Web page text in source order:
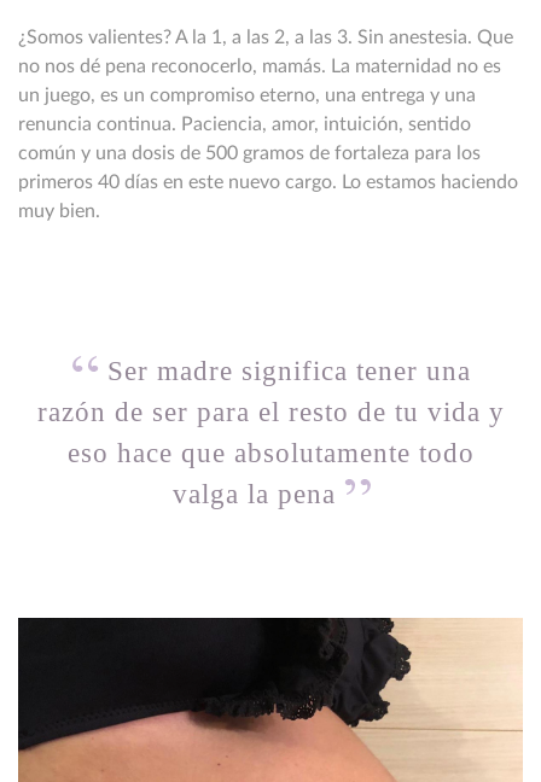
¿Somos valientes? A la 1, a las 2, a las 3. Sin anestesia. Que
no nos dé pena reconocerlo, mamás. La maternidad no es
un juego, es un compromiso eterno, una entrega y una
renuncia continua. Paciencia, amor, intuición, sentido
común y una dosis de 500 gramos de fortaleza para los
primeros 40 días en este nuevo cargo. Lo estamos haciendo
muy bien.
Ser madre significa tener una
razón de ser para el resto de tu vida y
eso hace que absolutamente todo
valga la pena